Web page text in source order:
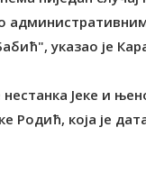
указао је
Јеке и
која је